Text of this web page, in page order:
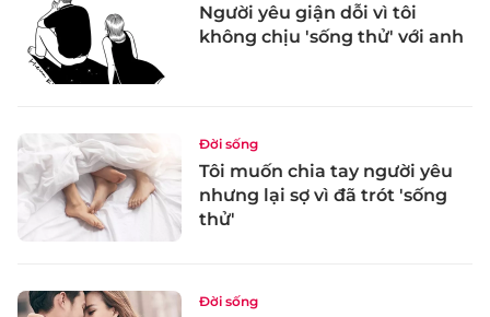
Người yêu giận dỗi vì tôi
không chịu 'sống thử' với anh
Đời sống
Tôi muốn chia tay người yêu
nhưng lại sợ vì đã trót 'sống
thử'
Đời sống